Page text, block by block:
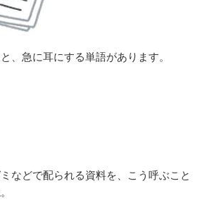
、急に耳にする単語があります。
などで配られる資料を、こう呼ぶこと